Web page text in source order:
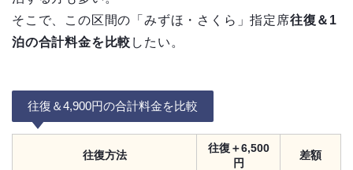
そこで、この区間の「みずほ・さくら」指定席往復＆1
泊の合計料金を比較 したい。
往復＆4,900円の合計料金を比較
往復方法
往復＋6,500
円
差額